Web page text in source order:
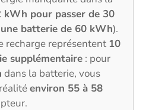
kWh pour passer de 30
batterie de 60 kWh).
recharge représentent 10
supplémentaire : pour
dans la batterie, vous
environ 55 à 58